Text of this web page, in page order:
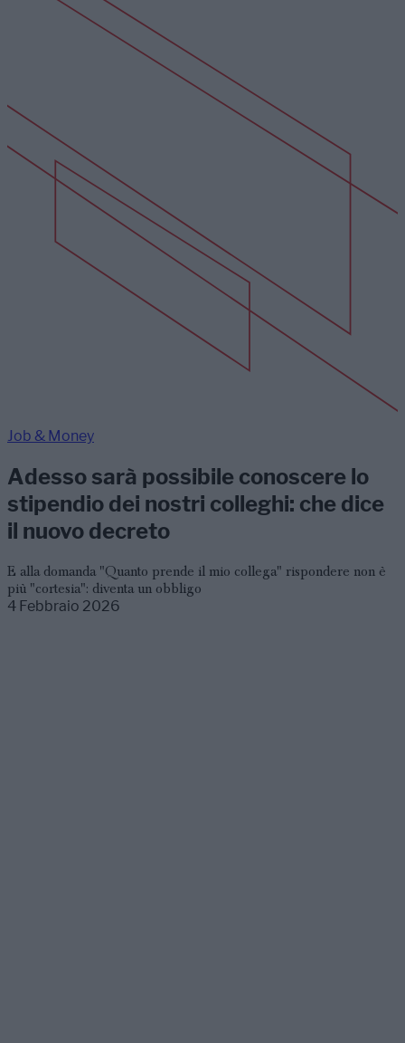
Job & Money
Adesso sarà possibile conoscere lo
stipendio dei nostri colleghi: che dice
il nuovo decreto
E alla domanda "Quanto prende il mio collega" rispondere non è
più "cortesia": diventa un obbligo
4 Febbraio 2026